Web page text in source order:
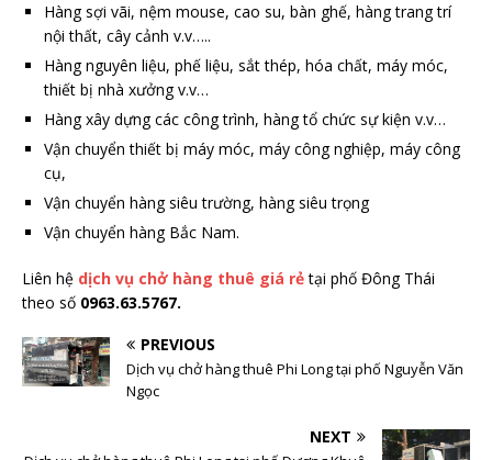
Hàng sợi vãi, nệm mouse, cao su, bàn ghế, hàng trang trí
nội thất, cây cảnh v.v…..
Hàng nguyên liệu, phế liệu, sắt thép, hóa chất, máy móc,
thiết bị nhà xưởng v.v…
Hàng xây dựng các công trình, hàng tổ chức sự kiện v.v…
Vận chuyển thiết bị máy móc, máy công nghiệp, máy công
cụ,
Vận chuyển hàng siêu trường, hàng siêu trọng
Vận chuyển hàng Bắc Nam.
Liên hệ dịch vụ chở hàng thuê giá rẻtại phố Đông Thái
theo số 0963.63.5767.
PREVIOUS
Dịch vụ chở hàng thuê Phi Long tại phố Nguyễn Văn
Ngọc
NEXT